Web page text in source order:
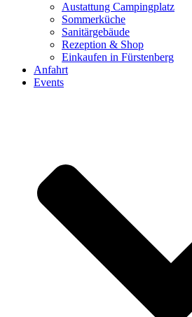
Austattung Campingplatz
Sommerküche
Sanitärgebäude
Rezeption & Shop
Einkaufen in Fürstenberg
Anfahrt
Events